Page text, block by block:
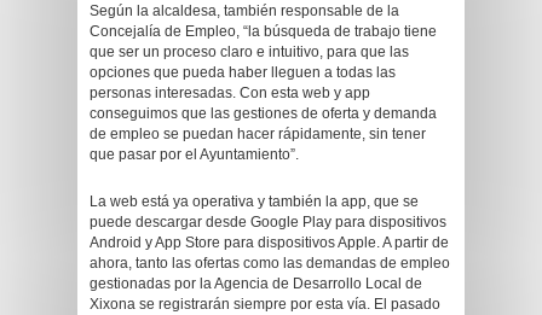
Según la alcaldesa, también responsable de la
Concejalía de Empleo, “la búsqueda de trabajo tiene
que ser un proceso claro e intuitivo, para que las
opciones que pueda haber lleguen a todas las
personas interesadas. Con esta web y app
conseguimos que las gestiones de oferta y demanda
de empleo se puedan hacer rápidamente, sin tener
que pasar por el Ayuntamiento”.
La web está ya operativa y también la app, que se
puede descargar desde Google Play para dispositivos
Android y App Store para dispositivos Apple. A partir de
ahora, tanto las ofertas como las demandas de empleo
gestionadas por la Agencia de Desarrollo Local de
Xixona se registrarán siempre por esta vía. El pasado